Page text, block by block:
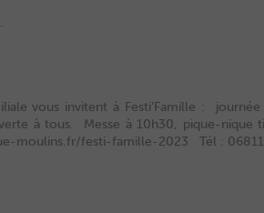
vous invitent à Festi’Famille :
à tous. Messe à 10h30, pique-nique
moulins.fr/festi-famille-2023 Tél :